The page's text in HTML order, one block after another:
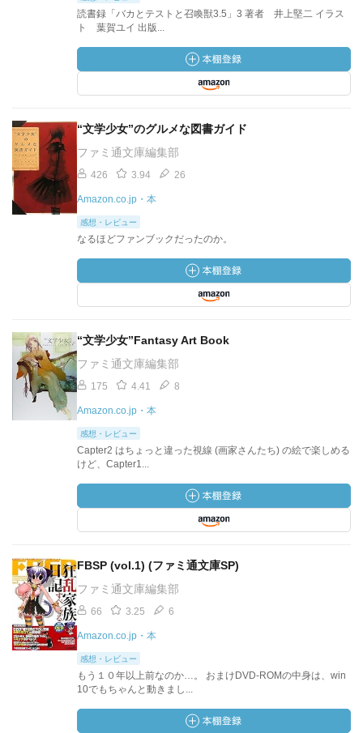
読書録「バカとテストと召喚獣3.5」3 著者 井上堅二 イラス
ト 葉賀ユイ 出版...
“文学少女”のグルメな図書ガイド
ファミ通文庫編集部
426 3.94 26
Amazon.co.jp・本
感想・レビュー
なるほどファンブックだったのか。
“文学少女”Fantasy Art Book
ファミ通文庫編集部
175 4.41 8
Amazon.co.jp・本
感想・レビュー
Capter2 はちょっと違った視線 (画家さんたち) の絵で楽しめる
けど、Capter1...
FBSP (vol.1) (ファミ通文庫SP)
ファミ通文庫編集部
66 3.25 6
Amazon.co.jp・本
感想・レビュー
もう１０年以上前なのか…。 おまけDVD-ROMの中身は、win
10でもちゃんと動きまし...